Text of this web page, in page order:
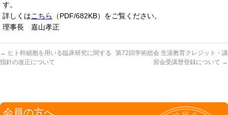
す。
詳しくはこちら
（PDF/682KB）をご覧ください。
理事長 嘉山孝正
← ヒト幹細胞を用いる臨床研究に関する
指針の改正について
第72回学術総会 生涯教育クレジット・講
習会受講歴登録について →
会員の方へ